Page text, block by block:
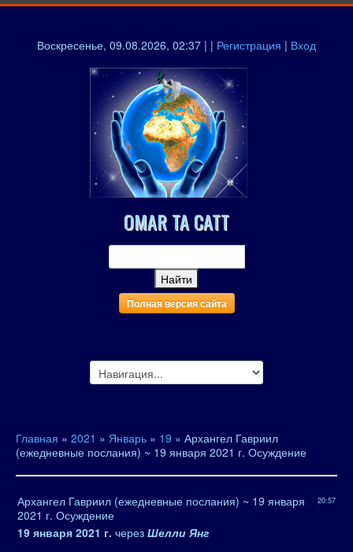
Воскресенье, 09.08.2026, 02:37 | | Регистрация | Вход
OMAR TA CATT
Полная версия сайта
Главная » 2021 » Январь » 19 » Архангел Гавриил
(ежедневные послания) ~ 19 января 2021 г. Осуждение
20:57
Архангел Гавриил (ежедневные послания) ~ 19 января
2021 г. Осуждение
19 января 2021 г. через Шелли Янг